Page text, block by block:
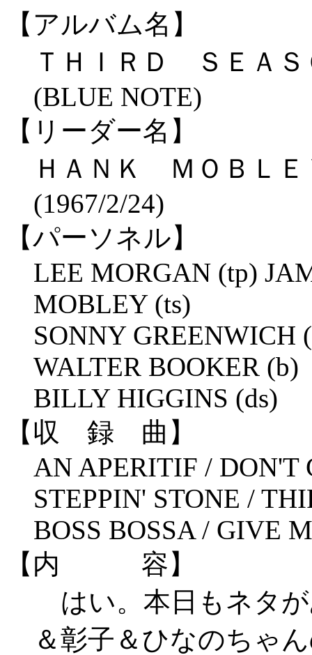
【アルバム名】
ＴＨＩＲＤ ＳＥＡ
(BLUE NOTE)
【リーダー名】
ＨＡＮＫ ＭＯＢＬ
(1967/2/24)
【パーソネル】
LEE MORGAN (tp)
MOBLEY (ts)
SONNY GREENWICH
WALTER BOOKER (b)
BILLY HIGGINS (ds)
【収 録 曲】
AN APERITIF / DON'T
STEPPIN' STONE /
BOSS BOSSA / GIVE
【内 容】
はい。本日もネタ
＆彰子＆ひなのちゃ